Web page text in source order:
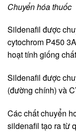
Chuyển hóa thuốc
Sildenafil được
cytochrom P450
hoạt tính giống
Sildenafil được
(đường chính) và
Các chất chuyển
sildenafil tạo ra từ